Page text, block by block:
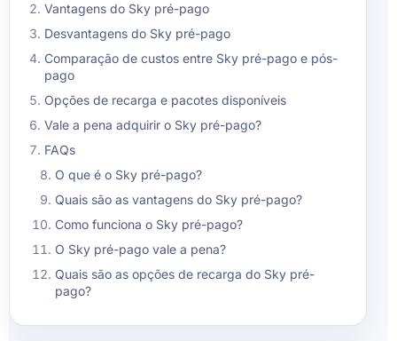
Vantagens do Sky pré-pago
Desvantagens do Sky pré-pago
Comparação de custos entre Sky pré-pago e pós-
pago
Opções de recarga e pacotes disponíveis
Vale a pena adquirir o Sky pré-pago?
FAQs
O que é o Sky pré-pago?
Quais são as vantagens do Sky pré-pago?
Como funciona o Sky pré-pago?
O Sky pré-pago vale a pena?
Quais são as opções de recarga do Sky pré-
pago?